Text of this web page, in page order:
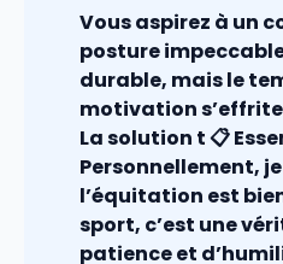
Vous aspirez à un
posture
durable, mais le
motivation
La solution t 📋
Personnellement,
l’équitation est
sport, c’est une
patience et